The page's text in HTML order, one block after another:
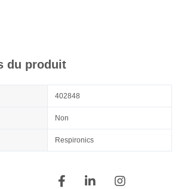
du produit
402848
Non
Respironics